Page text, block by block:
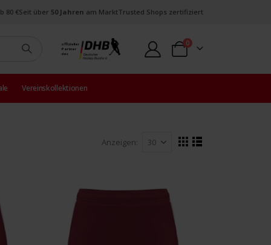
80 €Seit über 50 Jahren am MarktTrusted Shops zertifiziert
offizieller
Partner
des
Warenkorb
0Artikel
Vereinskollektionen
Anzeigen
Ansicht
Raster
Liste